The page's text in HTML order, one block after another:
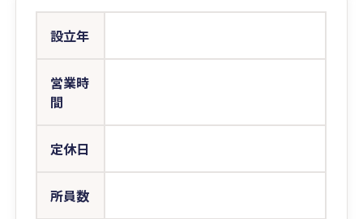
設立年
営業時
間
定休日
所員数